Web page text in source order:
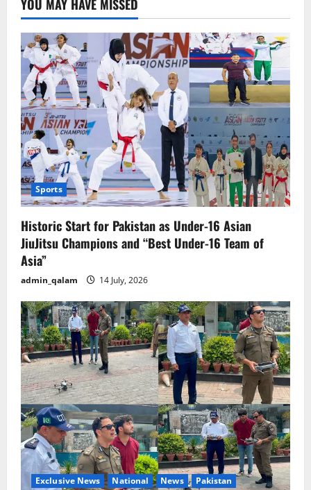
YOU MAY HAVE MISSED
Sports
Historic Start for Pakistan as Under-16 Asian
JiuJitsu Champions and “Best Under-16 Team of
Asia”
admin_qalam 14 July, 2026
Exclusive News National News Pakistan